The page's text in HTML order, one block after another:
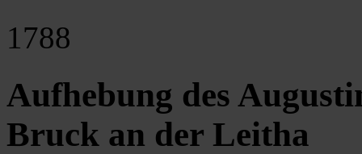
1788
Aufhebung des
Bruck an der Leitha